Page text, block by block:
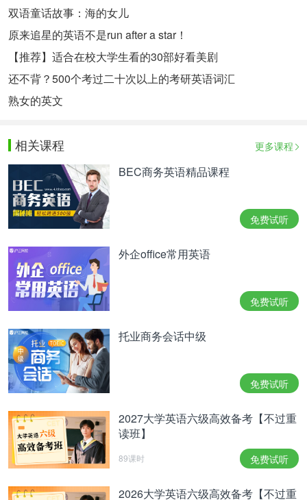
屠皓民四六级白金班：
（学完）考不过，免费重读；
考过可抵扣六级、口语、BEC、CATTI等
适合屡考不过的同学，点击立即查看优惠>>
冲刺押题班：
18节录播：考前各题型抢分技巧梳理，
4节考前押题直播，只背重点考点，
原价¥199，查分特惠¥89/¥99
一次高分过级！
适合词汇语法不错，
做题技巧欠缺的同学↓
基础技巧班：
84节夯实词汇语法听力核心技巧课，
原价¥499，查分特惠¥399>>
适合四六级词汇量一般
双语童话故事：海的女儿
原来追星的英语不是run after a star！
【推荐】适合在校大学生看的30部好看美剧
还不背？500个考过二十次以上的考研英语词汇
熟女的英文
相关课程 更多课程
BEC商务英语精品课程
免费试听
外企office常用英语
免费试听
托业商务会话中级
免费试听
2027大学英语六级高效备考【不过重
读班】
89课时 免费试听
2026大学英语六级高效备考【不过重